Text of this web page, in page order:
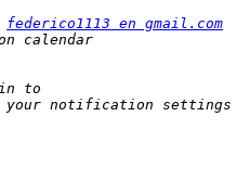
federico1113 en gmail.com